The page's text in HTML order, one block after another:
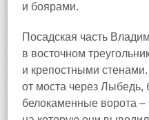
и боярами.
Посадская часть
в восточном
и крепостными
от моста через
белокаменные ворота